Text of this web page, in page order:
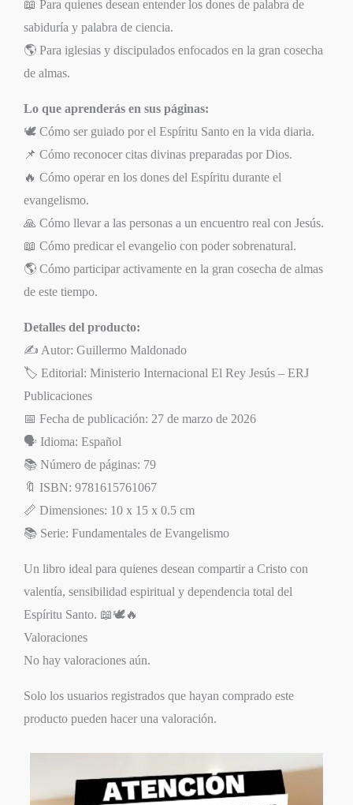
📖 Para quienes desean entender los dones de palabra de
sabiduría y palabra de ciencia.
🌎 Para iglesias y discipulados enfocados en la gran cosecha
de almas.
Lo que aprenderás en sus páginas:
🕊️ Cómo ser guiado por el Espíritu Santo en la vida diaria.
📌 Cómo reconocer citas divinas preparadas por Dios.
🔥 Cómo operar en los dones del Espíritu durante el
evangelismo.
🙏 Cómo llevar a las personas a un encuentro real con Jesús.
📖 Cómo predicar el evangelio con poder sobrenatural.
🌎 Cómo participar activamente en la gran cosecha de almas
de este tiempo.
Detalles del producto:
✍️ Autor: Guillermo Maldonado
🏷️ Editorial: Ministerio Internacional El Rey Jesús – ERJ
Publicaciones
📅 Fecha de publicación: 27 de marzo de 2026
🗣️ Idioma: Español
📚 Número de páginas: 79
🔖 ISBN: 9781615761067
📏 Dimensiones: 10 x 15 x 0.5 cm
📚 Serie: Fundamentales de Evangelismo
Un libro ideal para quienes desean compartir a Cristo con
valentía, sensibilidad espiritual y dependencia total del
Espíritu Santo. 📖🕊️🔥
Valoraciones
No hay valoraciones aún.
Solo los usuarios registrados que hayan comprado este
producto pueden hacer una valoración.